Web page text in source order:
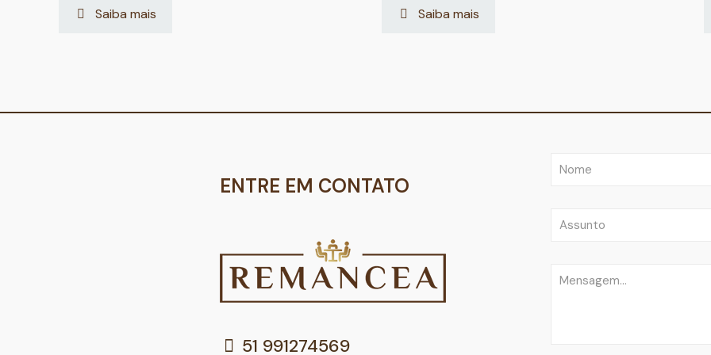
Saiba mais Saiba mais
ENTRE EM CONTATO
51 991274569